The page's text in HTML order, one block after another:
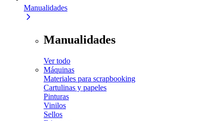
Manualidades
Manualidades
Ver todo
Máquinas
Materiales para scrapbooking
Cartulinas y papeles
Pinturas
Vinilos
Sellos